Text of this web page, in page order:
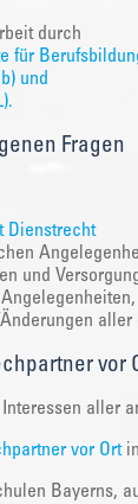
durch
für
und
Fragen
Dienstrecht
und
vor
aller
vor Ort
Bayerns,